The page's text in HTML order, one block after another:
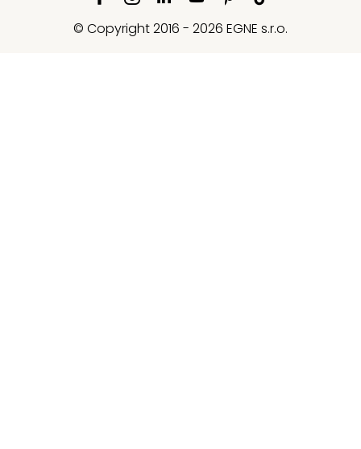
© Copyright 2016 - 2026 EGNE s.r.o.